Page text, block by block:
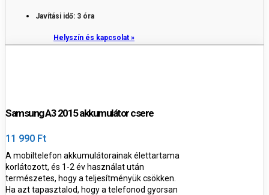
Javítási idő: 3 óra
Helyszín és kapcsolat »
Samsung A3 2015 akkumulátor csere
11 990 Ft
A mobiltelefon akkumulátorainak élettartama
korlátozott, és 1-2 év használat után
természetes, hogy a teljesítményük csökken.
Ha azt tapasztalod, hogy a telefonod gyorsan